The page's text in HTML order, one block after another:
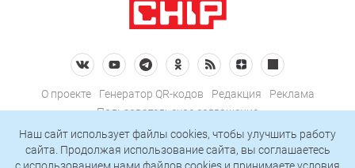
О проекте Генератор QR-кодов Редакция
Реклама
Пользовательское соглашение
Политика конфиденциальности
Подписаться на рассылку
Наш сайт использует файлы cookies, чтобы улучшить работу
сайта. Продолжая использование сайта, вы соглашаетесь